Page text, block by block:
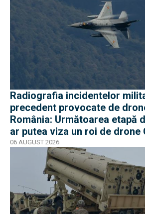
Radiografia incidentelor
precedent provocate de
România: Următoarea etapă
ar putea viza un roi de drone
direcția Galați-Reni
06 AUGUST 2026